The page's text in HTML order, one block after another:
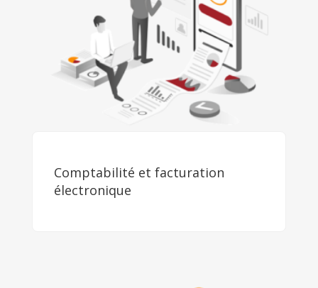
Comptabilité et facturation
électronique